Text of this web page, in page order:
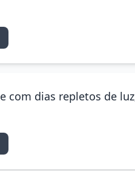
com dias repletos de